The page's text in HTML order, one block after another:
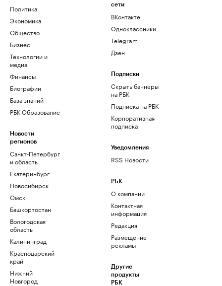
Политика
Экономика
Общество
Бизнес
Технологии и
медиа
Финансы
Биографии
База знаний
РБК Образование
Новости
регионов
Санкт-Петербург
и область
Екатеринбург
Новосибирск
Омск
Башкортостан
Вологодская
область
Калининград
Краснодарский
край
Нижний
Новгород
сети
ВКонтакте
Одноклассники
Telegram
Дзен
Подписки
Скрыть баннеры
на РБК
Подписка на РБК
Корпоративная
подписка
Уведомления
RSS Новости
РБК
О компании
Контактная
информация
Редакция
Размещение
рекламы
Другие
продукты
РБК